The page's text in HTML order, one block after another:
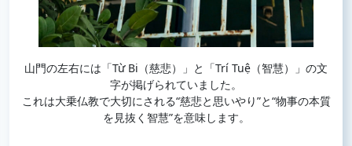
山門の左右には「Từ Bi（慈悲）」と「Trí Tuệ（智慧）」の文
字が掲げられていました。
これは大乗仏教で大切にされる“慈悲と思いやり”と“物事の本質
を見抜く智慧”を意味します。